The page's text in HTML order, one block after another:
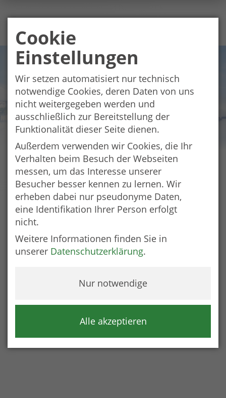
EUREGIO Girls' Day
Cookie
Einstellungen
Wir setzen automatisiert nur technisch
notwendige Cookies, deren Daten von uns
nicht weitergegeben werden und
ausschließlich zur Bereitstellung der
Funktionalität dieser Seite dienen.
Außerdem verwenden wir Cookies, die Ihr
Verhalten beim Besuch der Webseiten
messen, um das Interesse unserer
Besucher besser kennen zu lernen. Wir
erheben dabei nur pseudonyme Daten,
eine Identifikation Ihrer Person erfolgt
nicht.
Weitere Informationen finden Sie in
unserer Datenschutzerklärung.
Nur notwendige
Alle akzeptieren